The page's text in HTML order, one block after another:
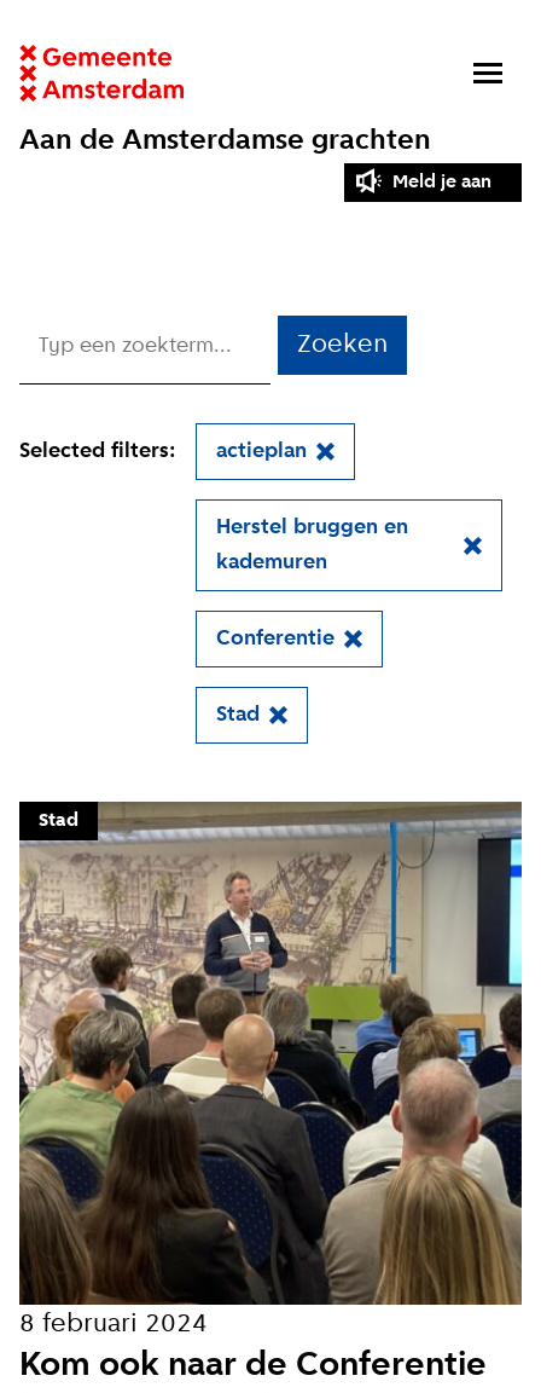
Aan de Amsterdamse grachten
Meld je aan
Meld je aan voor onze
Blijf moeiteloos op de hoogte van al het
reilen en zeilen rond de bruggen en
kademuren in Amsterdam. Meld je aan voor
onze updates en je mist geen verhaal!
E-mailadres
Hoe vaak wil je van ons horen:
Bij elk nieuw artikel
Wekelijks
Maandelijks
Zoeken
Selected filters: actieplan
Herstel bruggen en
kademuren
Conferentie
Stad
Stad
Kom ook naar de Conferentie
8 februari 2024